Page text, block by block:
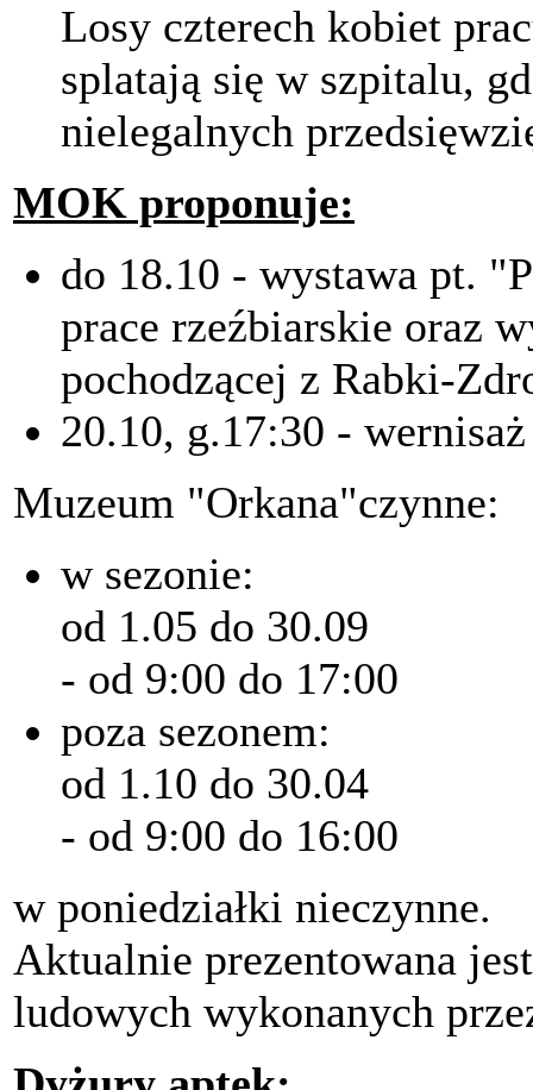
Losy czterech kobiet
splatają się w szpitalu,
nielegalnych
MOK proponuje:
do 18.10 - wystawa pt.
prace rzeźbiarskie oraz
pochodzącej z Rabki-
20.10, g.17:30 -
Muzeum "Orkana"czynne:
w sezonie:
od 1.05 do 30.09
- od 9:00 do 17:00
poza sezonem:
od 1.10 do 30.04
- od 9:00 do 16:00
w poniedziałki nieczynne.
Aktualnie prezentowana
ludowych wykonanych